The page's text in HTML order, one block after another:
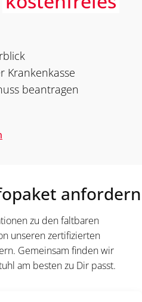
Krankenkasse
beantragen
anfordern
zu den faltbaren
unseren zertifizierten
Gemeinsam finden wir
am besten zu Dir passt.